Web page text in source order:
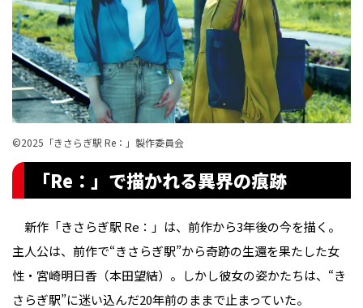
©︎2025「きさらぎ駅 Re：」製作委員会
「Re：」で描かれる異界の痕跡
新作「きさらぎ駅 Re：」は、前作から3年後の今を描く。
主人公は、前作で“きさらぎ駅”から奇跡の生還を果たした女
性・宮崎明日香（本田望結）。しかし彼女の姿かたちは、“き
さらぎ駅”に迷い込んだ20年前のままで止まっていた。